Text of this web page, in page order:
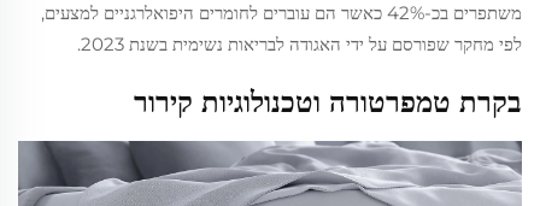
משתפרים בכ-42% כאשר הם עוברים לחומרים היפואלרגניים למצעים,
לפי מחקר שפורסם על ידי האגודה לבריאות נשימית בשנת 2023.
בקרת טמפרטורה וטכנולוגיות קירור